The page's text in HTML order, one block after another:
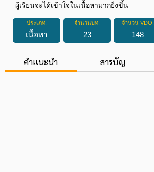
ผู้เรียนจะได้เข้าใจในเนื้อหามากยิ่งขึ้น
ประเภท:
เนื้อหา
จำนวนบท:
23
จำนวน VDO:
148
คำแนะนำ สารบัญ